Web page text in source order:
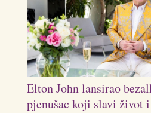
Elton John lansirao
pjenušac koji slavi život